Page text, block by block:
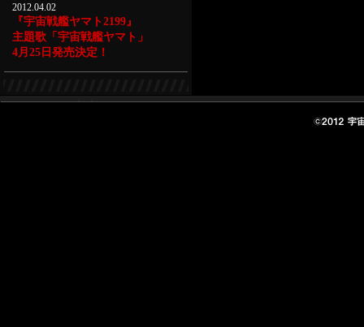
2012.04.02
『宇宙戦艦ヤマト2199』
主題歌「宇宙戦艦ヤマト」
4月25日発売決定！